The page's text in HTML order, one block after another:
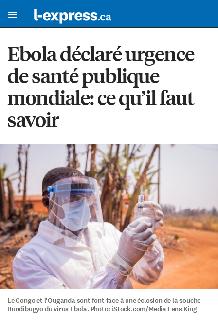
Ebola déclaré urgence
de santé publique
mondiale: ce qu’il faut
savoir
Le Congo et l'Ouganda sont font face à une éclosion de la souche
Bundibugyo du virus Ebola. Photo: iStock.com/Media Lens King